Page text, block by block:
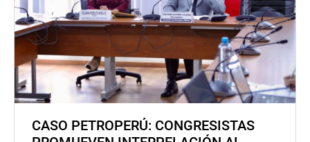
CASO PETROPERÚ: CONGRESISTAS